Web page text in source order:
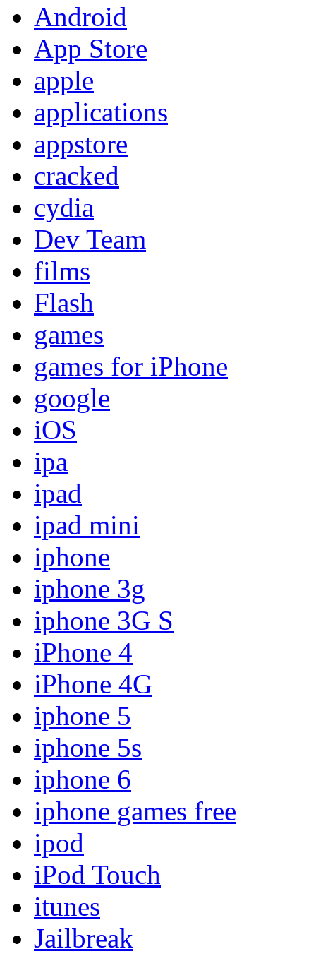
Android
App Store
apple
applications
appstore
cracked
cydia
Dev Team
films
Flash
games
games for iPhone
google
iOS
ipa
ipad
ipad mini
iphone
iphone 3g
iphone 3G S
iPhone 4
iPhone 4G
iphone 5
iphone 5s
iphone 6
iphone games free
ipod
iPod Touch
itunes
Jailbreak